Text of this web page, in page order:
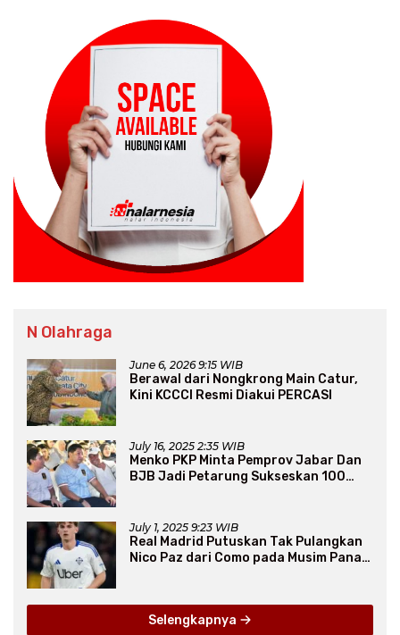
N Olahraga
June 6, 2026 9:15 WIB
Berawal dari Nongkrong Main Catur,
Kini KCCCI Resmi Diakui PERCASI
July 16, 2025 2:35 WIB
Menko PKP Minta Pemprov Jabar Dan
BJB Jadi Petarung Sukseskan 100
July 1, 2025 9:23 WIB
Real Madrid Putuskan Tak Pulangkan
Nico Paz dari Como pada Musim Panas
Selengkapnya